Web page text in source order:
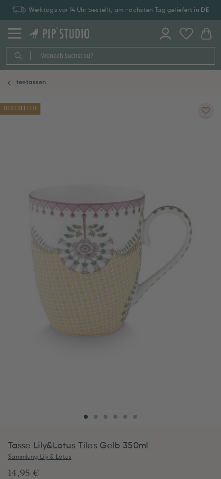
Werktags vor 14 Uhr bestellt, am nächsten Tag geliefert in DE
teetassen
BESTSELLER
Tasse Lily&Lotus Tiles Gelb 350ml
Sammlung Lily & Lotus
14,95 €